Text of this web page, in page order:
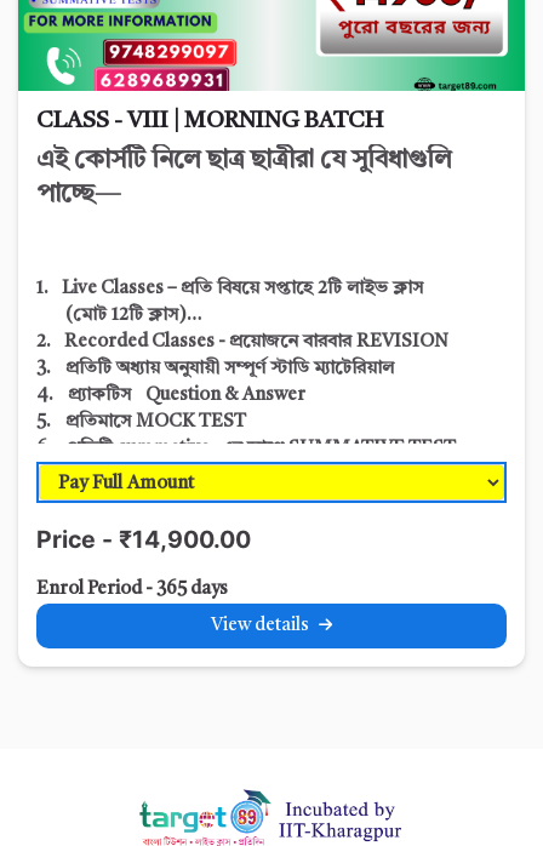
CLASS - VIII | MORNING BATCH
এই কোর্সটি নিলে ছাত্র ছাত্রীরা যে সুবিধাগুলি
পাচ্ছে—
1. Live Classes – প্রতি বিষয়ে সপ্তাহে 2টি লাইভ ক্লাস
(মোট 12টি ক্লাস)
2. Recorded Classes - প্রয়োজনে বারবার REVISION
3. প্রতিটি অধ্যায় অনুযায়ী সম্পূর্ণ স্টাডি ম্যাটেরিয়াল
4. প্র্যাকটিস Question & Answer
5. প্রতিমাসে MOCK TEST
6. প্রতিটি summative -এর আগে SUMMATIVE TEST
7. Sample Question & Suggestions
8. প্রতিSUMMATIVE এProgress Report এবং
অভিভাবকদের সাথে আলোচনা
Price - ₹14,900.00
Enrol Period - 365 days
View details